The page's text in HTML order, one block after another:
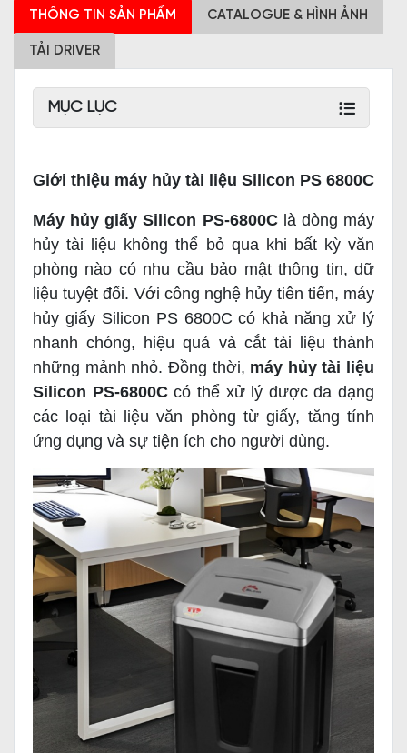
THÔNG TIN SẢN PHẨM CATALOGUE & HÌNH ẢNH
TẢI DRIVER
MỤC LỤC
Giới thiệu máy hủy tài liệu Silicon PS 6800C
Máy hủy giấy Silicon PS-6800C là dòng máy
hủy tài liệu không thể bỏ qua khi bất kỳ văn
phòng nào có nhu cầu bảo mật thông tin, dữ
liệu tuyệt đối. Với công nghệ hủy tiên tiến, máy
hủy giấy Silicon PS 6800C có khả năng xử lý
nhanh chóng, hiệu quả và cắt tài liệu thành
những mảnh nhỏ. Đồng thời, máy hủy tài liệu
Silicon PS-6800Ccó thể xử lý được đa dạng
các loại tài liệu văn phòng từ giấy, tăng tính
ứng dụng và sự tiện ích cho người dùng.